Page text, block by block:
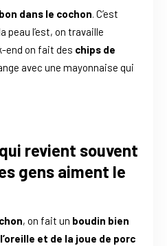
dans le cochon. C’est
peau l’est, on travaille
end on fait des chips de
avec une mayonnaise qui
revient souvent
gens aiment le
, on fait un boudin bien
et de la joue de porc